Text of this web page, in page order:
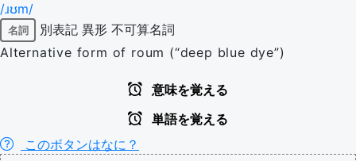
/ɹʊm/
名詞 別表記 異形 不可算名詞
Alternative form of roum (“deep blue dye”)
意味を覚える
単語を覚える
このボタンはなに？